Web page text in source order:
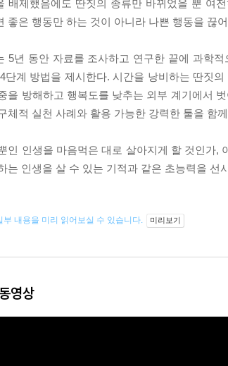
배제했음에도 딴짓의 종류만 바뀌었을 뿐 여
좋은 행동만 하는 것이 아니라 나쁜 행동을 끊
5년 동안 자료를 조사하고 연구한 끝에 과학
4단계 방법을 제시한다. 시간을 낭비하는 딴짓
을 방해하고 행복도를 낮추는 외부 계기에서
체적 실천 사례와 활용 가능한 강력한 툴을 함
인 인생을 마음먹은 대로 살아지게 할 것인가,
는 인생을 살 수 있는 기적과 같은 초능력을 선
부 내용을 미리 읽어보실 수 있습니다. 미리보기
영상